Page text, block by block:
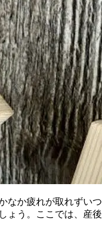
なか疲れが取れずいつ
ょう。ここでは、産後